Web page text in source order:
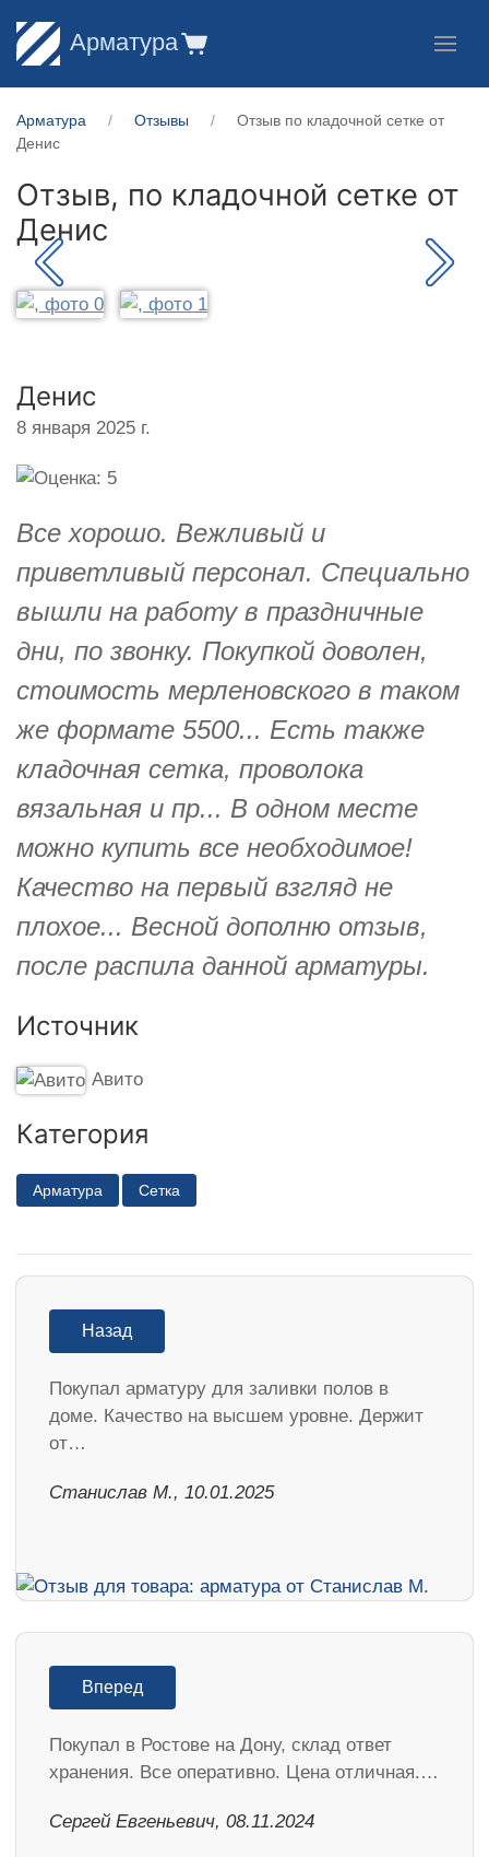
Арматура
Арматура Отзывы
Отзыв по кладочной сетке от
Денис
Отзыв, по кладочной сетке от
Денис
Денис
8 января 2025 г.
Все хорошо. Вежливый и
приветливый персонал. Специально
вышли на работу в праздничные
дни, по звонку. Покупкой доволен,
стоимость мерленовского в таком
же формате 5500... Есть также
кладочная сетка, проволока
вязальная и пр... В одном месте
можно купить все необходимое!
Качество на первый взгляд не
плохое... Весной дополню отзыв,
после распила данной арматуры.
Источник
Авито
Категория
Арматура Сетка
Назад
Покупал арматуру для заливки полов в
доме. Качество на высшем уровне. Держит
от…
Станислав М., 10.01.2025
Вперед
Покупал в Ростове на Дону, склад ответ
хранения. Все оперативно. Цена отличная.…
Сергей Евгеньевич, 08.11.2024